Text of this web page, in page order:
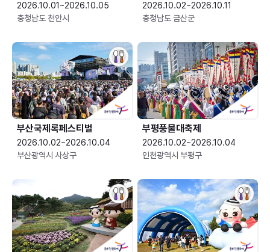
2026.10.01~2026.10.05
충청남도 천안시
2026.10.02~2026.10.11
충청남도 금산군
부산국제록페스티벌
2026.10.02~2026.10.04
부산광역시 사상구
부평풍물대축제
2026.10.02~2026.10.04
인천광역시 부평구